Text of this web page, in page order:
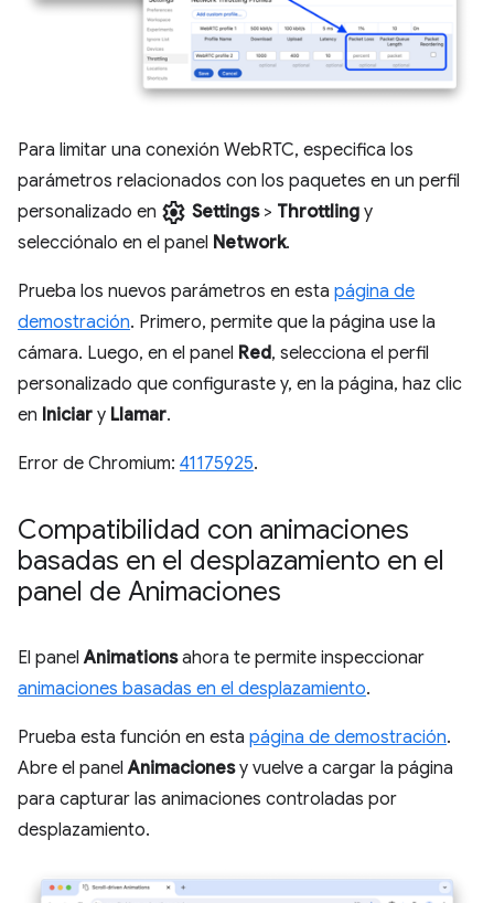
Para limitar una conexión WebRTC, especifica los
parámetros relacionados con los paquetes en un perfil
personalizado en settings Settings> Throttling y
selecciónalo en el panel Network.
Prueba los nuevos parámetros en esta página de
demostración. Primero, permite que la página use la
cámara. Luego, en el panel Red, selecciona el perfil
personalizado que configuraste y, en la página, haz clic
en Iniciar y Llamar.
Error de Chromium: 41175925.
Compatibilidad con animaciones
basadas en el desplazamiento en el
panel de Animaciones
El panelAnimationsahora te permite inspeccionar
animaciones basadas en el desplazamiento.
Prueba esta función en esta página de demostración.
Abre el panelAnimacionesy vuelve a cargar la página
para capturar las animaciones controladas por
desplazamiento.